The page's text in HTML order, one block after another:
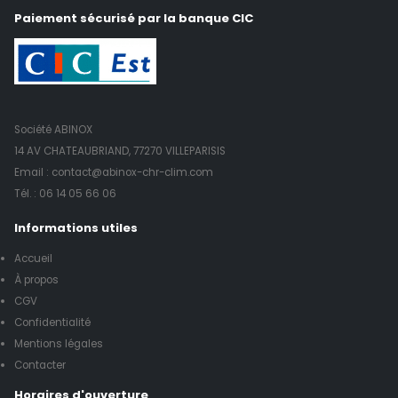
Paiement sécurisé par la banque CIC
Société ABINOX
14 AV CHATEAUBRIAND, 77270 VILLEPARISIS
Email : contact@abinox-chr-clim.com
Tél. : 06 14 05 66 06
Informations utiles
Accueil
À propos
CGV
Confidentialité
Mentions légales
Contacter